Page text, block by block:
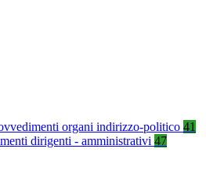
organi indirizzo-politico 41
dirigenti - amministrativi 47